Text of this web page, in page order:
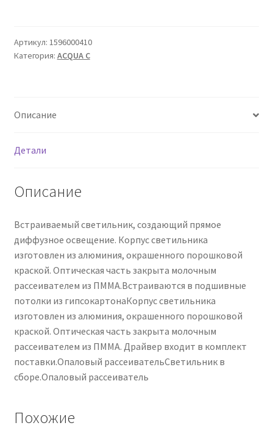
Артикул: 1596000410
Категория: ACQUA C
Описание
Детали
Описание
Встраиваемый светильник, создающий прямое
диффузное освещение. Корпус светильника
изготовлен из алюминия, окрашенного порошковой
краской. Оптическая часть закрыта молочным
рассеивателем из ПММА.Встраиваются в подшивные
потолки из гипсокартонаКорпус светильника
изготовлен из алюминия, окрашенного порошковой
краской. Оптическая часть закрыта молочным
рассеивателем из ПММА. Драйвер входит в комплект
поставки.Опаловый рассеивательСветильник в
сборе.Опаловый рассеиватель
Похожие